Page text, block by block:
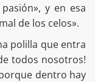
y en esa
de los celos».
polilla que entra
todos nosotros!
dentro hay